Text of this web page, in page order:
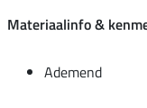
Materiaalinfo &
Ademend